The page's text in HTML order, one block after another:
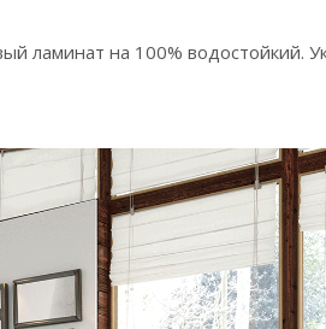
ламинат на 100% водостойкий.